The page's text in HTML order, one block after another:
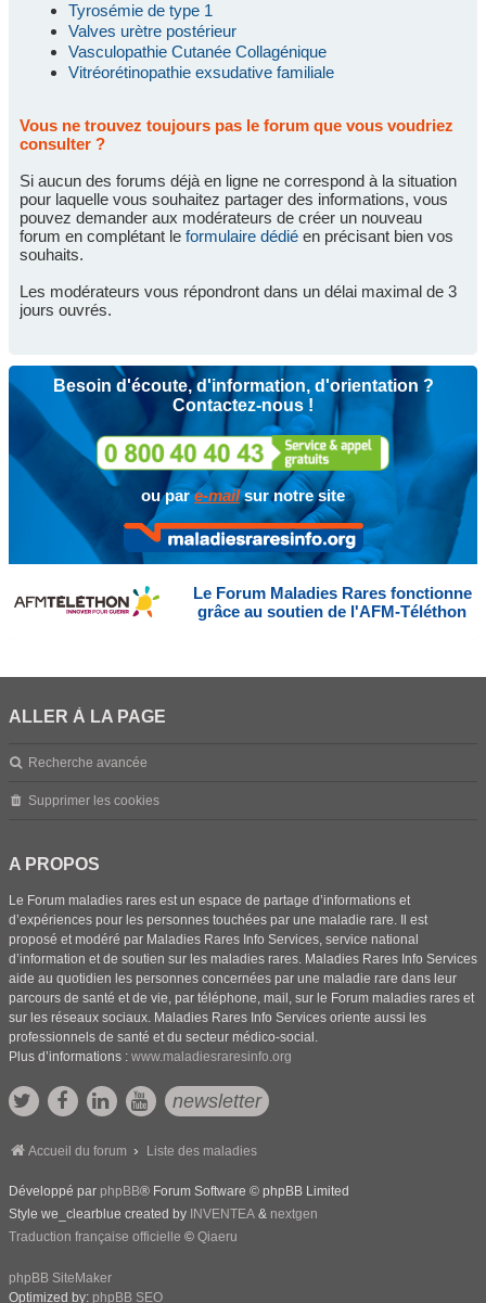
Tyrosémie de type 1
Valves urètre postérieur
Vasculopathie Cutanée Collagénique
Vitréorétinopathie exsudative familiale
Vous ne trouvez toujours pas le forum que vous voudriez
consulter ?
Si aucun des forums déjà en ligne ne correspond à la situation
pour laquelle vous souhaitez partager des informations, vous
pouvez demander aux modérateurs de créer un nouveau
forum en complétant le formulaire dédié en précisant bien vos
souhaits.
Les modérateurs vous répondront dans un délai maximal de 3
jours ouvrés.
Besoin d'écoute, d'information, d'orientation ?
Contactez-nous !
ou pare-mailsur notre site
Le Forum Maladies Rares fonctionne
grâce au soutien de l'AFM-Téléthon
ALLER À LA PAGE
Recherche avancée
Supprimer les cookies
A PROPOS
Le Forum maladies rares est un espace de partage d’informations et
d’expériences pour les personnes touchées par une maladie rare. Il est
proposé et modéré par Maladies Rares Info Services, service national
d’information et de soutien sur les maladies rares. Maladies Rares Info Services
aide au quotidien les personnes concernées par une maladie rare dans leur
parcours de santé et de vie, par téléphone, mail, sur le Forum maladies rares et
sur les réseaux sociaux. Maladies Rares Info Services oriente aussi les
professionnels de santé et du secteur médico-social.
Plus d’informations : www.maladiesraresinfo.org
newsletter
Accueil du forum Liste des maladies
Développé par phpBB® Forum Software © phpBB Limited
Style we_clearblue created by INVENTEA & nextgen
Traduction française officielle © Qiaeru
phpBB SiteMaker
Optimized by: phpBB SEO